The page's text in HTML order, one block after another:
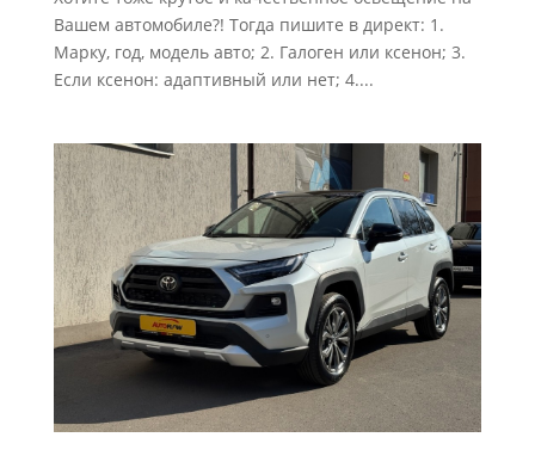
Вашем автомобиле?! Тогда пишите в директ: 1.
Марку, год, модель авто; 2. Галоген или ксенон; 3.
Если ксенон: адаптивный или нет; 4....